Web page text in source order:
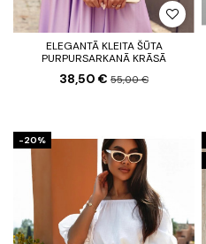
ELEGANTĀ KLEITA ŠŪTA
PURPURSARKANĀ KRĀSĀ
38,50 € 55,00 €
-20%